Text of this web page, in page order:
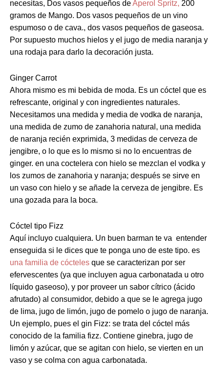
necesitas, Dos vasos pequeños deAperol Spritz, 200
gramos de Mango. Dos vasos pequeños de un vino
espumoso o de cava., dos vasos pequeños de gaseosa.
Por supuesto muchos hielos y el jugo de media naranja y
una rodaja para darlo la decoración justa.
Ginger Carrot
Ahora mismo es mi bebida de moda. Es un cóctel que es
refrescante, original y con ingredientes naturales.
Necesitamos una medida y media de vodka de naranja,
una medida de zumo de zanahoria natural, una medida
de naranja recién exprimida, 3 medidas de cerveza de
jengibre, o lo que es lo mismo si no lo encuentras de
ginger. en una coctelera con hielo se mezclan el vodka y
los zumos de zanahoria y naranja; después se sirve en
un vaso con hielo y se añade la cerveza de jengibre. Es
una gozada para la boca.
Cóctel tipo Fizz
Aquí incluyo cualquiera. Un buen barman te va entender
enseguida si le dices que te ponga uno de este tipo. es
una familia de cócteles que se caracterizan por ser
efervescentes (ya que incluyen agua carbonatada u otro
líquido gaseoso), y por proveer un sabor cítrico (ácido
afrutado) al consumidor, debido a que se le agrega jugo
de lima, jugo de limón, jugo de pomelo o jugo de naranja.
Un ejemplo, pues el gin Fizz: se trata del cóctel más
conocido de la familia fizz. Contiene ginebra, jugo de
limón y azúcar, que se agitan con hielo, se vierten en un
vaso y se colma con agua carbonatada.